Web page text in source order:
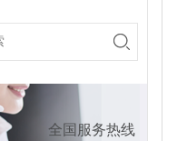
全国服务热线